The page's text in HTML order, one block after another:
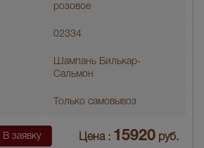
розовое
02334
Шампань Билькар-
Сальмон
Только самовывоз
В заявку Цена : 15920 руб.